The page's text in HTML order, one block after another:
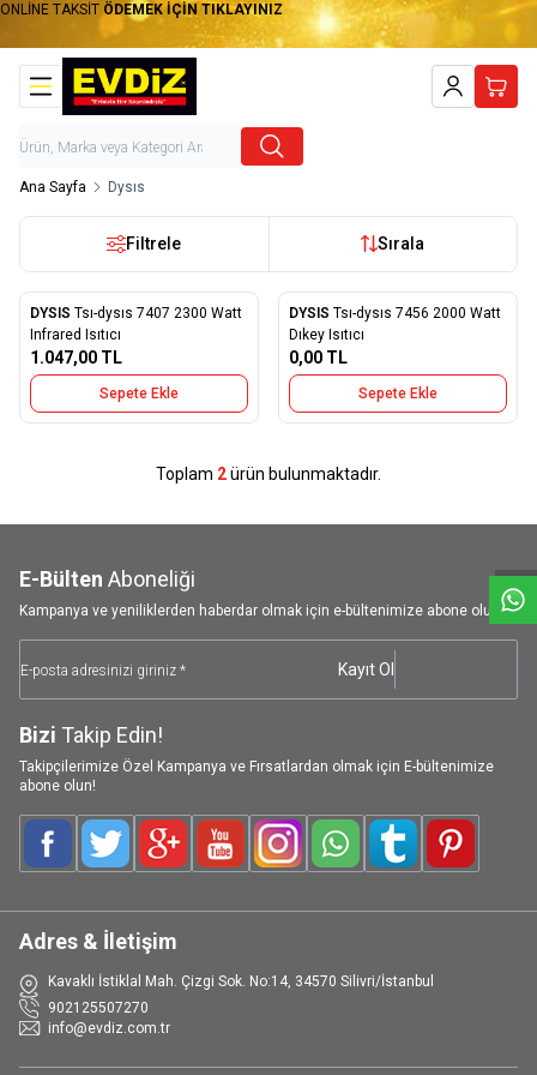
W
h
a
t
s
a
p
p
D
e
s
e
H
a
t
t
ONLİNE TAKSİT ÖDEMEK İÇİN TIKLAYINIZ
Hesabım
Ana Sayfa Dysıs
Filtrele Sırala
Yeni
Favorilere Ekle
DYSIS Tsı-dysıs 7407 2300 Watt
Infrared Isıtıcı
1.047,00 TL
Sepete Ekle
Yeni
Favorilere Ekle
DYSIS Tsı-dysıs 7456 2000 Watt
Dıkey Isıtıcı
0,00 TL
Sepete Ekle
Toplam 2ürün bulunmaktadır.
E-Bülten Aboneliği
Kampanya ve yeniliklerden haberdar olmak için e-bültenimize abone olun!
Kayıt Ol
Bizi Takip Edin!
Takipçilerimize Özel Kampanya ve Fırsatlardan olmak için E-bültenimize
abone olun!
FacebookTwitterGoogle-PlusYoutubeInstagramWhatsAppTumblrPinterest
Adres & İletişim
Kavaklı İstiklal Mah. Çizgi Sok. No:14, 34570 Silivri/İstanbul
902125507270
info@evdiz.com.tr